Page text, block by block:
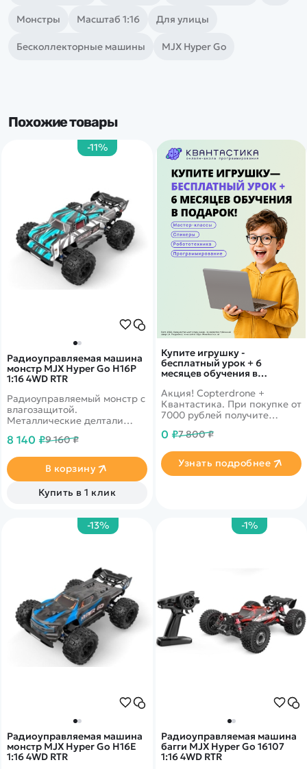
Монстры Масштаб 1:16 Для улицы
Бесколлекторные машины MJX Hyper Go
Похожие товары
Купите игрушку -
бесплатный урок + 6
месяцев обучения в
Акция! Copterdrone +
Квантастика. При покупке от
7000 рублей получите
нашего партнера
0 ₽7 800 ₽
Узнать подробнее
-11%
Радиоуправляемая машина
монстр MJX Hyper Go H16P
1:16 4WD RTR
Радиоуправляемый монстр с
влагозащитой.
Металлические делтали
Усиленный полный привод
8 140 ₽9 160 ₽
В корзину
Купить в 1 клик
-13%
Радиоуправляемая машина
монстр MJX Hyper Go H16E
1:16 4WD RTR
-1%
Радиоуправляемая машина
багги MJX Hyper Go 16107
1:16 4WD RTR